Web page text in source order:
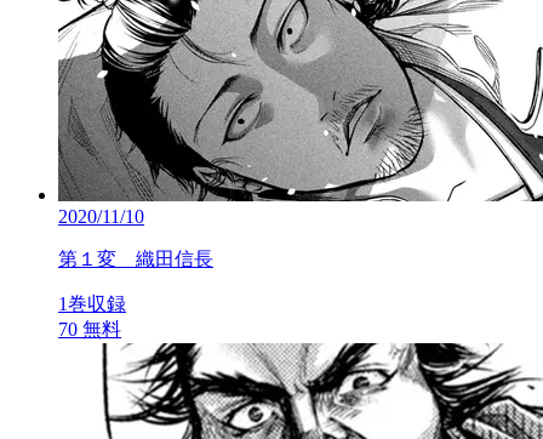
2020/11/10
第１変 織田信長
1巻収録
70 無料